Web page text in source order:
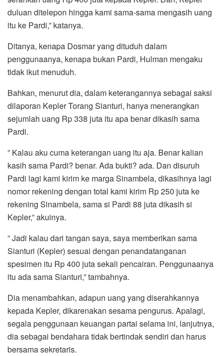
duluan ditelepon hingga kami sama-sama mengasih uang
itu ke Pardi,” katanya.
Ditanya, kenapa Dosmar yang dituduh dalam
penggunaanya, kenapa bukan Pardi, Hulman mengaku
tidak ikut menuduh.
Bahkan, menurut dia, dalam keterangannya sebagai saksi
dilaporan Kepler Torang Sianturi, hanya menerangkan
sejumlah uang Rp 338 juta itu apa benar dikasih sama
Pardi.
” Kalau aku cuma keterangan uang itu aja. Benar kalian
kasih sama Pardi? benar. Ada bukti? ada. Dan disuruh
Pardi lagi kami kirim ke marga Sinambela, dikasihnya lagi
nomor rekening dengan total kami kirim Rp 250 juta ke
rekening Sinambela, sama si Pardi 88 juta dikasih si
Kepler,” akuinya.
” Jadi kalau dari tangan saya, saya memberikan sama
Sianturi (Kepler) sesuai dengan penandatanganan
spesimen itu Rp 400 juta sekali pencairan. Penggunaanya
itu ada sama Sianturi,” tambahnya.
Dia menambahkan, adapun uang yang diserahkannya
kepada Kepler, dikarenakan sesama pengurus. Apalagi,
segala penggunaan keuangan partai selama ini, lanjutnya,
dia sebagai bendahara tidak bertindak sendiri dan harus
bersama sekretaris.